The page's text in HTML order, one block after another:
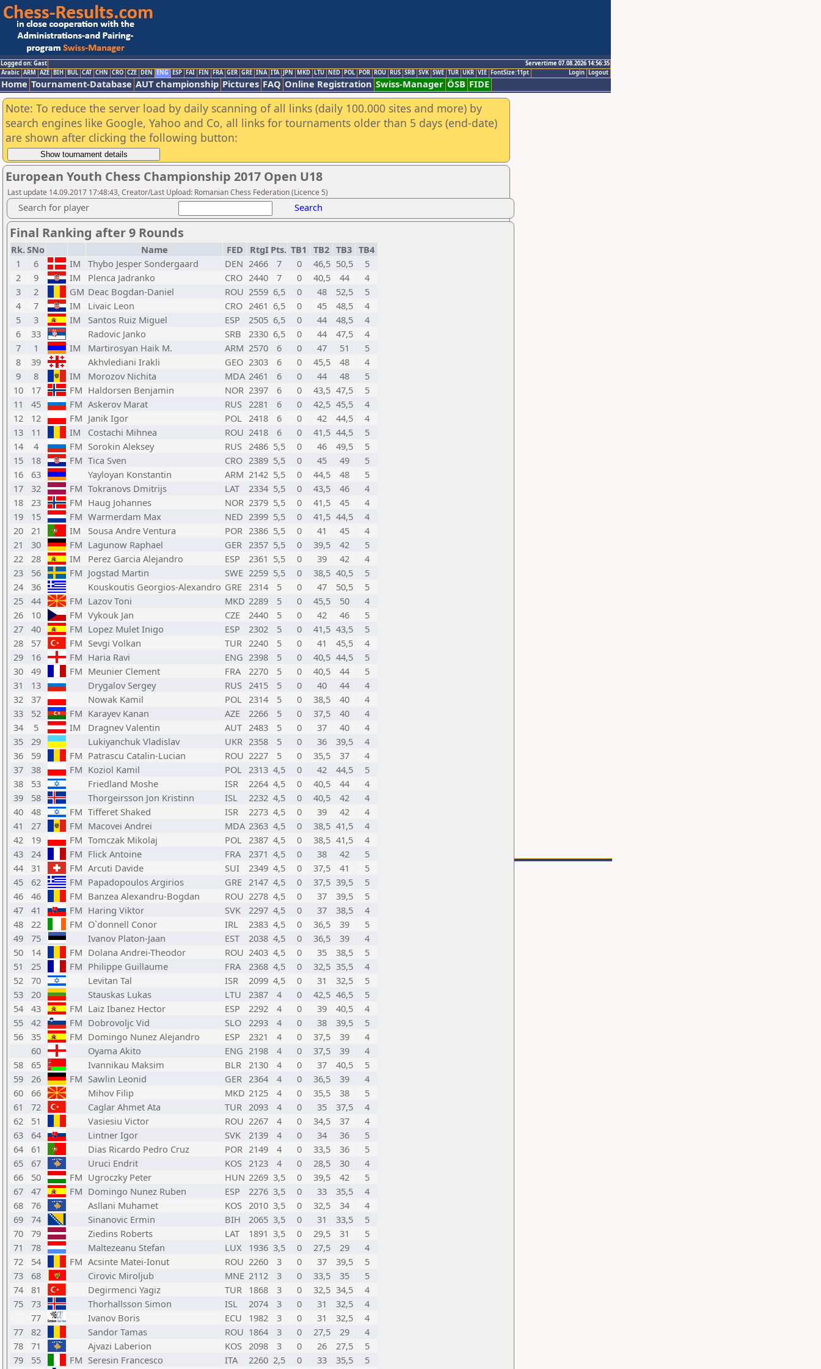
Logged on: Gast
Servertime 07.08.2026 14:56:35
Logout
Login
Arabic ARM AZE BIH BUL CAT CHN CRO CZE DEN ENG ESP FAI FIN FRA GER GRE INA ITA JPN MKD LTU NED POL POR ROU RUS SRB SVK SWE TUR UKR VIE FontSize:11pt
Home Tournament-Database AUT championship Pictures FAQ Online Registration Swiss-Manager ÖSB FIDE
Note: To reduce the server load by daily scanning of all links (daily 100.000 sites and more) by
search engines like Google, Yahoo and Co, all links for tournaments older than 5 days (end-date)
are shown after clicking the following button:
European Youth Chess Championship 2017 Open U18
Last update 14.09.2017 17:48:43, Creator/Last Upload: Romanian Chess Federation (Licence 5)
Search for player Search
Final Ranking after 9 Rounds
Rk.SNo Name FED RtgI Pts. TB1 TB2 TB3 TB4
1
6 IM Thybo Jesper Sondergaard DEN 2466 7 0 46,5 50,5
5
2
9 IM Plenca Jadranko CRO 2440 7 0 40,5 44
4
3
2 GM Deac Bogdan-Daniel ROU 2559 6,5 0 48 52,5
5
4
7 IM Livaic Leon CRO 2461 6,5 0 45 48,5
4
5
3 IM Santos Ruiz Miguel ESP 2505 6,5 0 44 48,5
4
6
33 Radovic Janko SRB 2330 6,5 0 44 47,5
4
7
1 IM Martirosyan Haik M. ARM 2570 6 0 47 51
5
8
39 Akhvlediani Irakli GEO 2303 6 0 45,5 48
4
9
8 IM Morozov Nichita MDA 2461 6 0 44 48
5
10
17 FM Haldorsen Benjamin NOR 2397 6 0 43,5 47,5
5
11
45 FM Askerov Marat RUS 2281 6 0 42,5 45,5
4
12
12 FM Janik Igor POL 2418 6 0 42 44,5
4
13
11 IM Costachi Mihnea ROU 2418 6 0 41,5 44,5
5
14
4 FM Sorokin Aleksey RUS 2486 5,5 0 46 49,5
5
15
18 FM Tica Sven CRO 2389 5,5 0 45 49
5
16
63 Yayloyan Konstantin ARM 2142 5,5 0 44,5 48
5
17
32 FM Tokranovs Dmitrijs LAT 2334 5,5 0 43,5 46
4
18
23 FM Haug Johannes NOR 2379 5,5 0 41,5 45
4
19
15 FM Warmerdam Max NED 2399 5,5 0 41,5 44,5
4
20
21 IM Sousa Andre Ventura POR 2386 5,5 0 41 45
4
21
30 FM Lagunow Raphael GER 2357 5,5 0 39,5 42
5
22
28 IM Perez Garcia Alejandro ESP 2361 5,5 0 39 42
4
23
56 FM Jogstad Martin SWE 2259 5,5 0 38,5 40,5
5
24
36 Kouskoutis Georgios-Alexandro GRE 2314 5 0 47 50,5
5
25
44 FM Lazov Toni MKD 2289 5 0 45,5 50
4
26
10 FM Vykouk Jan CZE 2440 5 0 42 46
5
27
40 FM Lopez Mulet Inigo ESP 2302 5 0 41,5 43,5
5
28
57 FM Sevgi Volkan TUR 2240 5 0 41 45,5
4
29
16 FM Haria Ravi ENG 2398 5 0 40,5 44,5
5
30
49 FM Meunier Clement FRA 2270 5 0 40,5 44
5
31
13 Drygalov Sergey RUS 2415 5 0 40 44
4
32
37 Nowak Kamil POL 2314 5 0 38,5 40
4
33
52 FM Karayev Kanan AZE 2266 5 0 37,5 40
4
34
5 IM Dragnev Valentin AUT 2483 5 0 37 40
4
35
29 Lukiyanchuk Vladislav UKR 2358 5 0 36 39,5
4
36
59 FM Patrascu Catalin-Lucian ROU 2227 5 0 35,5 37
4
37
38 FM Koziol Kamil POL 2313 4,5 0 42 44,5
5
38
53 Friedland Moshe ISR 2264 4,5 0 40,5 44
4
39
58 Thorgeirsson Jon Kristinn ISL 2232 4,5 0 40,5 42
4
40
48 FM Tifferet Shaked ISR 2273 4,5 0 39 42
4
41
27 FM Macovei Andrei MDA 2363 4,5 0 38,5 41,5
4
42
19 FM Tomczak Mikolaj POL 2387 4,5 0 38,5 41,5
4
43
24 FM Flick Antoine FRA 2371 4,5 0 38 42
5
44
31 FM Arcuti Davide SUI 2349 4,5 0 37,5 41
5
45
62 FM Papadopoulos Argirios GRE 2147 4,5 0 37,5 39,5
5
46
46 FM Banzea Alexandru-Bogdan ROU 2278 4,5 0 37 39,5
5
47
41 FM Haring Viktor SVK 2297 4,5 0 37 38,5
4
48
22 FM O`donnell Conor IRL 2383 4,5 0 36,5 39
5
49
75 Ivanov Platon-Jaan EST 2038 4,5 0 36,5 39
4
50
14 FM Dolana Andrei-Theodor ROU 2403 4,5 0 35 38,5
5
51
25 FM Philippe Guillaume FRA 2368 4,5 0 32,5 35,5
4
52
70 Levitan Tal ISR 2099 4,5 0 31 32,5
5
53
20 Stauskas Lukas LTU 2387 4 0 42,5 46,5
5
54
43 FM Laiz Ibanez Hector ESP 2292 4 0 39 40,5
4
55
42 FM Dobrovoljc Vid SLO 2293 4 0 38 39,5
5
56
35 FM Domingo Nunez Alejandro ESP 2321 4 0 37,5 39
4
60
Oyama Akito ENG 2198 4 0 37,5 39
4
58
65 Ivannikau Maksim BLR 2130 4 0 37 40,5
5
59
26 FM Sawlin Leonid GER 2364 4 0 36,5 39
4
60
66 Mihov Filip MKD 2125 4 0 35,5 38
5
61
72 Caglar Ahmet Ata TUR 2093 4 0 35 37,5
4
62
51 Vasiesiu Victor ROU 2267 4 0 34,5 37
4
63
64 Lintner Igor SVK 2139 4 0 34 36
5
64
61 Dias Ricardo Pedro Cruz POR 2149 4 0 33,5 36
5
65
67 Uruci Endrit KOS 2123 4 0 28,5 30
4
66
50 FM Ugroczky Peter HUN 2269 3,5 0 39,5 42
5
67
47 FM Domingo Nunez Ruben ESP 2276 3,5 0 33 35,5
4
68
76 Asllani Muhamet KOS 2010 3,5 0 32,5 34
4
69
74 Sinanovic Ermin BIH 2065 3,5 0 31 33,5
5
70
79 Ziedins Roberts LAT 1891 3,5 0 29,5 31
5
71
78 Maltezeanu Stefan LUX 1936 3,5 0 27,5 29
4
72
54 FM Acsinte Matei-Ionut ROU 2260 3 0 37 39,5
5
73
68 Cirovic Miroljub MNE 2112 3 0 33,5 35
5
74
81 Degirmenci Yagiz TUR 1868 3 0 32,5 34,5
4
75
73 Thorhallsson Simon ISL 2074 3 0 31 32,5
4
77
Ivanov Boris ECU 1982 3 0 31 32,5
4
77
82 Sandor Tamas ROU 1864 3 0 27,5 29
4
78
71 Ajvazi Laberion KOS 2098 3 0 26 27,5
5
79
55 FM Seresin Francesco ITA 2260 2,5 0 33 35,5
5